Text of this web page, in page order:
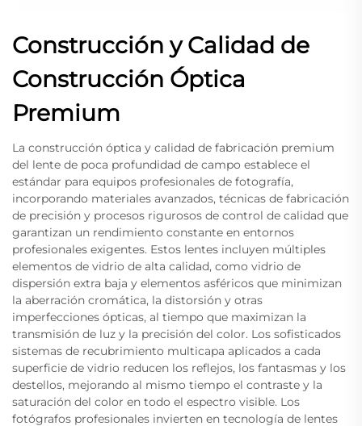
Construcción y Calidad de
Construcción Óptica
Premium
La construcción óptica y calidad de fabricación premium
del lente de poca profundidad de campo establece el
estándar para equipos profesionales de fotografía,
incorporando materiales avanzados, técnicas de fabricación
de precisión y procesos rigurosos de control de calidad que
garantizan un rendimiento constante en entornos
profesionales exigentes. Estos lentes incluyen múltiples
elementos de vidrio de alta calidad, como vidrio de
dispersión extra baja y elementos asféricos que minimizan
la aberración cromática, la distorsión y otras
imperfecciones ópticas, al tiempo que maximizan la
transmisión de luz y la precisión del color. Los sofisticados
sistemas de recubrimiento multicapa aplicados a cada
superficie de vidrio reducen los reflejos, los fantasmas y los
destellos, mejorando al mismo tiempo el contraste y la
saturación del color en todo el espectro visible. Los
fotógrafos profesionales invierten en tecnología de lentes